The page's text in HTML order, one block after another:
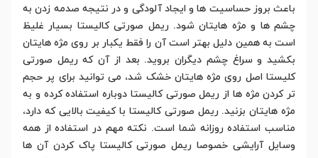
باعث بروز حساسیت ها و ایجاد آلودگی و در نتیجه صدمه زدن به
چشم ها و مژه هایتان شود. ریمل صورتی کالیستا بسیار غلیظ
است به همین دلیل بهتر است آن را فقط یکبار بر روی مژه هایتان
بکشید و سراغ چشم دیگران بروید. بعد از آن که ریمل صورتی
کلیستا اصل روی مژه هایتان خشک شد، می توانید برای پر حجم
تر کردن مژه ها از ریمل صورتی کالیستا دوباره استفاده کرده و به
مژه هایتان بزنید. ریمل صورتی کالیستا با کیفیت بالایی که دارد،
مناسب استفاده روزانه شما است. نکته مهم در استفاده از همه
وسایل آرایشی خصوصا ریمل صورتی کالیستا پاک کردن آن ها